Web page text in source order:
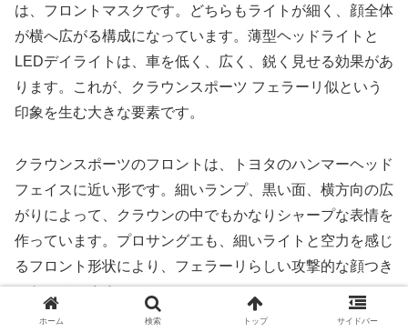
は、フロントマスクです。どちらもライトが細く、顔全体
が横へ広がる構成になっています。薄型ヘッドライトと
LEDデイライトは、車を低く、広く、鋭く見せる効果があ
ります。これが、クラウンスポーツ フェラーリ似という
印象を生む大きな要素です。
クラウンスポーツのフロントは、トヨタのハンマーヘッド
フェイスに近い形です。細いランプ、黒い面、横方向の広
がりによって、クラウンの中でもかなりシャープな表情を
作っています。プロサングエも、細いライトと空力を感じ
るフロント形状により、フェラーリらしい攻撃的な顔つき
になっています。
ホーム 検索 トップ サイドバー